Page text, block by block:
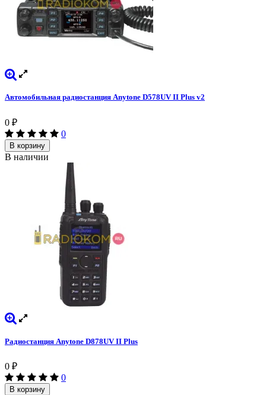
Автомобильная радиостанция Anytone D578UV II Plus v2
0 ₽
0
В корзину
В наличии
Радиостанция Anytone D878UV II Plus
0 ₽
0
В корзину